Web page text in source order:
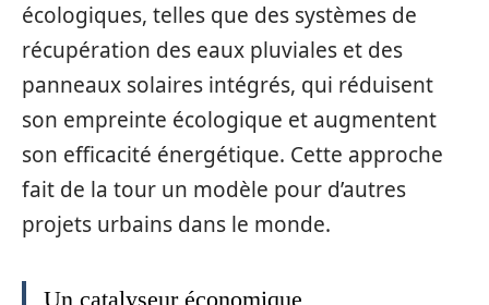
écologiques, telles que des systèmes de
récupération des eaux pluviales et des
panneaux solaires intégrés, qui réduisent
son empreinte écologique et augmentent
son efficacité énergétique. Cette approche
fait de la tour un modèle pour d’autres
projets urbains dans le monde.
Un catalyseur économique